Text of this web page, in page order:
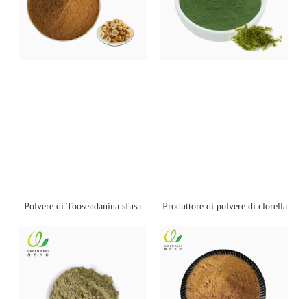
Polvere di Toosendanina sfusa Produttore di polvere di clorella